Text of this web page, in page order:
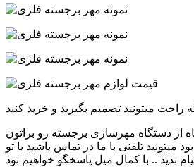
از دستگاه مهرسازی برجسته رو براتون
میتونید تلفنی با ما در تماس باشید یا تو
بدید .. با کمال میل پاسخگو خواهیم بود